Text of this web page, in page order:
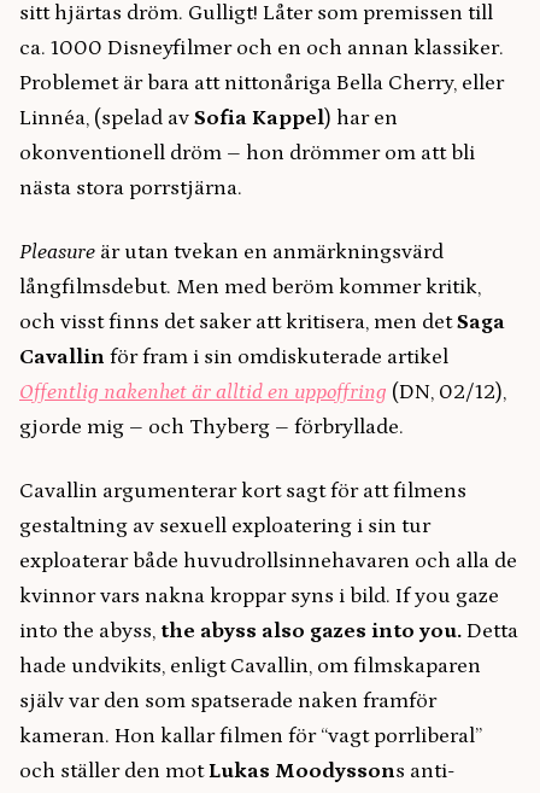
sitt hjärtas dröm. Gulligt! Låter som premissen till
ca. 1000 Disneyfilmer och en och annan klassiker.
Problemet är bara att nittonåriga Bella Cherry, eller
Linnéa, (spelad av Sofia Kappel) har en
okonventionell dröm – hon drömmer om att bli
nästa stora porrstjärna.
Pleasure är utan tvekan en anmärkningsvärd
långfilmsdebut. Men med beröm kommer kritik,
och visst finns det saker att kritisera, men detSaga
Cavallin för fram i sin omdiskuterade artikel
Offentlig nakenhet är alltid en uppoffring (DN, 02/12),
gjorde mig – och Thyberg – förbryllade.
Cavallin argumenterar kort sagt för att filmens
gestaltning av sexuell exploatering i sin tur
exploaterar både huvudrollsinnehavaren och alla de
kvinnor vars nakna kroppar syns i bild. If you gaze
into the abyss, the abyss also gazes into you. Detta
hade undvikits, enligt Cavallin, om filmskaparen
själv var den som spatserade naken framför
kameran. Hon kallar filmen för “vagt porrliberal”
och ställer den motLukas Moodyssons anti-